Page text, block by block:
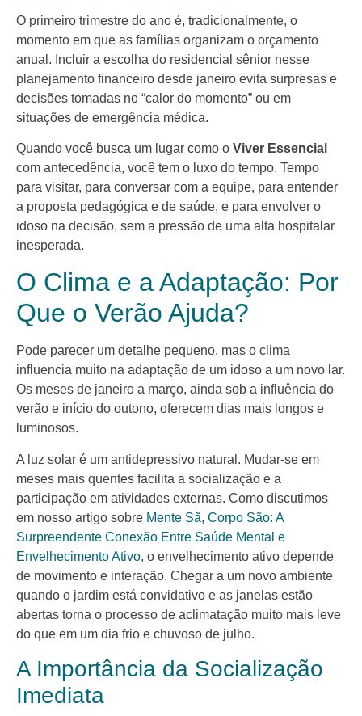
O primeiro trimestre do ano é, tradicionalmente, o
momento em que as famílias organizam o orçamento
anual. Incluir a escolha do residencial sênior nesse
planejamento financeiro desde janeiro evita surpresas e
decisões tomadas no “calor do momento” ou em
situações de emergência médica.
Quando você busca um lugar como o Viver Essencial
com antecedência, você tem o luxo do tempo. Tempo
para visitar, para conversar com a equipe, para entender
a proposta pedagógica e de saúde, e para envolver o
idoso na decisão, sem a pressão de uma alta hospitalar
inesperada.
O Clima e a Adaptação: Por
Que o Verão Ajuda?
Pode parecer um detalhe pequeno, mas o clima
influencia muito na adaptação de um idoso a um novo lar.
Os meses de janeiro a março, ainda sob a influência do
verão e início do outono, oferecem dias mais longos e
luminosos.
A luz solar é um antidepressivo natural. Mudar-se em
meses mais quentes facilita a socialização e a
participação em atividades externas. Como discutimos
em nosso artigo sobre Mente Sã, Corpo São: A
Surpreendente Conexão Entre Saúde Mental e
Envelhecimento Ativo, o envelhecimento ativo depende
de movimento e interação. Chegar a um novo ambiente
quando o jardim está convidativo e as janelas estão
abertas torna o processo de aclimatação muito mais leve
do que em um dia frio e chuvoso de julho.
A Importância da Socialização
Imediata